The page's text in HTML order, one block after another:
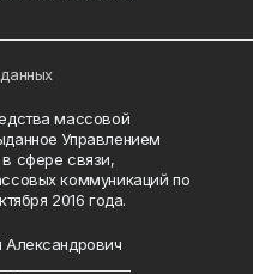
массовой
Управлением
сфере связи,
коммуникаций по
2016 года.